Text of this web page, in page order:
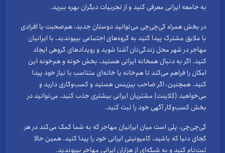
به جامعه ایرانی معرفی کنید و از تجربیات دیگران بهره ببرید.
در بخش همراه کی‌چی‌چی می‌توانید دوستان جدید، هم‌صحبت یا افرادی
با علایق مشترک پیدا کنید به گروه‌های اجتماعی بپیوندید، با ایرانیان
مهاجر در شهر محل زندگی‌تان آشنا شوید و رویدادهای گروهی ایجاد
کنید. اگر به دنبال همخانه ایرانی هستید، بخش خونه و هم‌خونه این
امکان را فراهم می‌کند تا هم‌خانه یا خانه‌ای متناسب با نیاز خود پیدا
کنید. همچنین، اگر صاحب بیزینس هستید و کسب‌وکاری دارید و
می‌خواهید (کلاینت) مشتریان ایرانی بیشتری جذب کنید، می‌توانید در
بخش کسب‌وکار آگهی خود را ثبت کنید.
کی‌چی‌چی، پلی است میان ایرانیان مهاجر که به شما کمک می‌کند در هر
کجای دنیا که باشید، کامیونیتی ایرانی خود را پیدا کنید. همین حالا
ثبت‌نام کنید و به شبکه‌ای از هزاران ایرانی مهاجر بپیوندید.